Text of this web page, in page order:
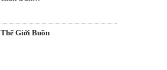
Thế Giới Buồn